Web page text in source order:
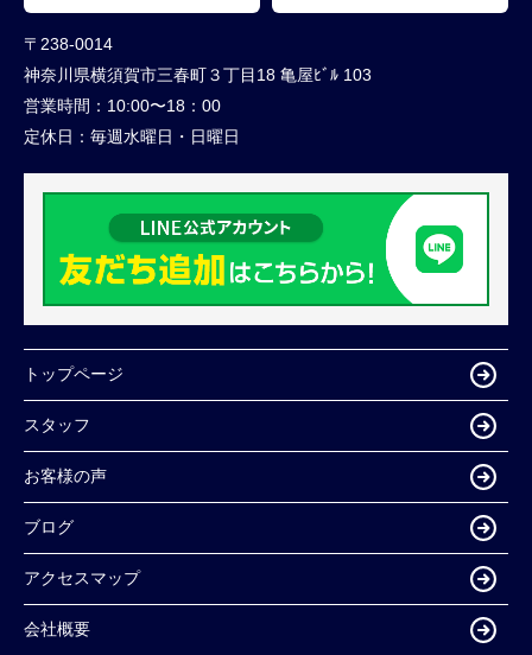
〒238-0014
神奈川県横須賀市三春町３丁目18 亀屋ﾋﾞﾙ 103
営業時間： 10:00〜18：00
定休日： 毎週水曜日・日曜日
トップページ
スタッフ
お客様の声
ブログ
アクセスマップ
会社概要